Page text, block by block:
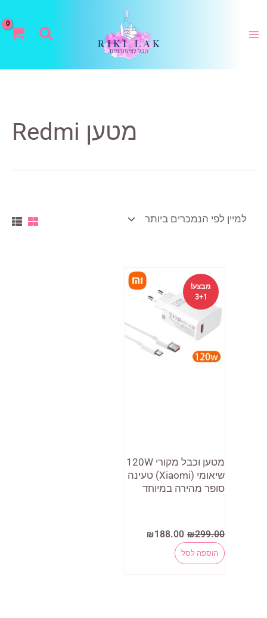
חיפוש
מטען Redmi
מבצע!
3+1
מטען וכבל מקורי 120W
שיאומי (Xiaomi) טעינה
סופר מהירה במיוחד
₪299.00
המחיר
המקורי
היה:
₪299.00.
₪188.00
הוספה לסל